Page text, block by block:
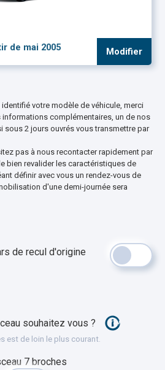
de mai 2005
Modifier
votre modèle de véhicule, merci
complémentaires, un de nos
sous 2 jours ouvrés vous transmettre par
pas à nous recontacter rapidement par
bien revalider les caractéristiques de
définir avec vous un rendez-vous de
d'une demi-journée sera
de recul d'origine
souhaitez vous ?
est de loin le plus courant.
7 broches